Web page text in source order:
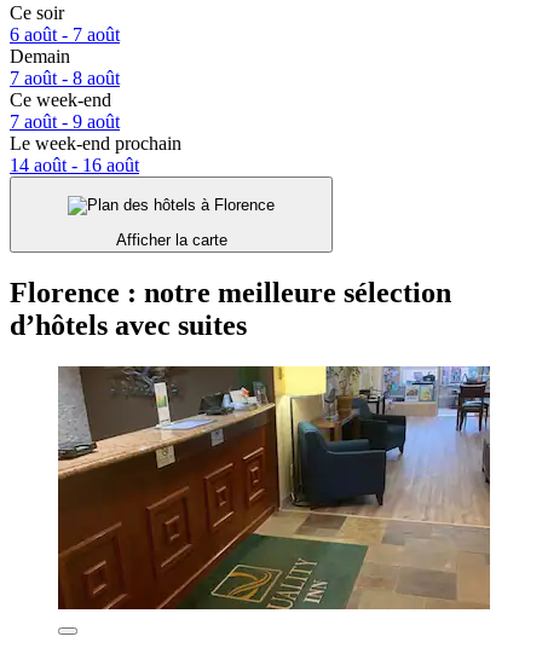
Ce soir
6 août - 7 août
Demain
7 août - 8 août
Ce week-end
7 août - 9 août
Le week-end prochain
14 août - 16 août
Afficher la carte
Florence : notre meilleure sélection
d’hôtels avec suites